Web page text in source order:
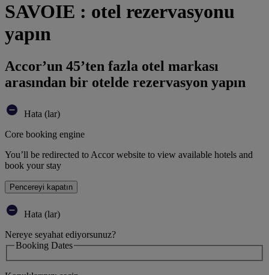
SAVOIE : otel rezervasyonu
yapın
Accor’un 45’ten fazla otel markası
arasından bir otelde rezervasyon yapın
Hata (lar)
Core booking engine
You’ll be redirected to Accor website to view available hotels and
book your stay
Pencereyi kapatın
Hata (lar)
Nereye seyahat ediyorsunuz?
Booking Dates